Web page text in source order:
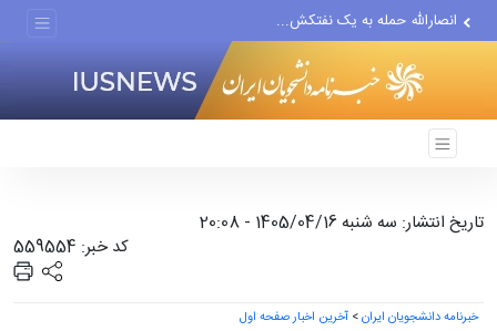
انصارالله حمله به یک نفتکش...
حادثه امنیتی دریایی در جنوب...
لفاظی جدید نتانیاهو علیه ایران
تاریخ انتشار: سه شنبه 1405/04/16 - 20:08
کد خبر: 559554
خبرنامه دانشجویان ایران> آخرین اخبار صفحه اول